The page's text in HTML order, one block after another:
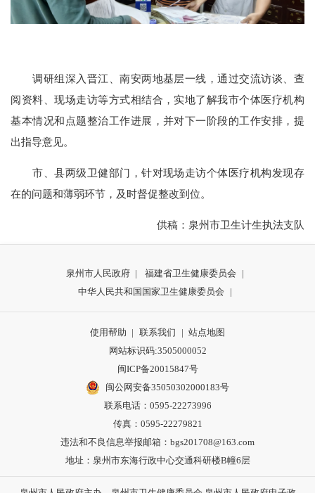
调研组深入晋江、南安两地基层一线，通过交流访谈、查
阅资料、现场走访等方式相结合，实地了解我市个体医疗机构
基本情况和点题整治工作进展，并对下一阶段的工作安排，提
出指导意见。
市、县两级卫健部门，针对现场走访个体医疗机构发现存
在的问题和薄弱环节，及时督促整改到位。
供稿：泉州市卫生计生执法支队
泉州市人民政府 | 福建省卫生健康委员会
|
中华人民共和国国家卫生健康委员会
|
使用帮助 | 联系我们 | 站点地图
网站标识码:3505000052
闽ICP备20015847号
闽公网安备35050302000183号
联系电话：0595-22273996
传真：0595-22279821
违法和不良信息举报邮箱：bgs201708@163.com
地址：泉州市东海行政中心交通科研楼B幢6层